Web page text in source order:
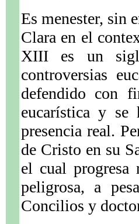
Es menester, sin
Clara en el
XIII es un
controversias
defendido con
eucarística y
presencia real.
de Cristo en su
el cual progresa
peligrosa, a
Concilios y